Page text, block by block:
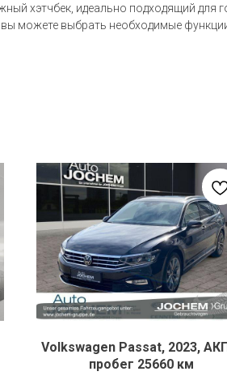
хэтчбек, идеально подходящий для
можете выбрать необходимые
Volkswagen Passat, 2023,
пробег 25660 км